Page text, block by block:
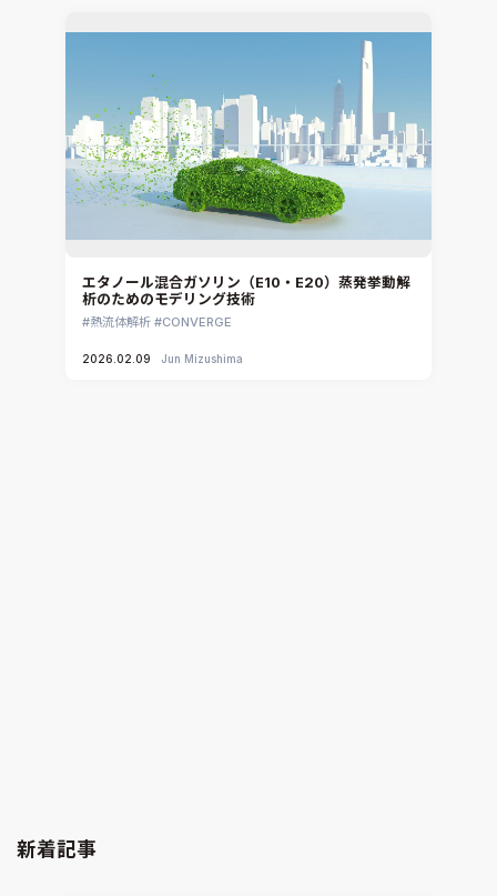
エタノール混合ガソリン（E10・E20）蒸発挙動解
析のためのモデリング技術
熱流体解析 CONVERGE
2026.02.09 Jun Mizushima
新着記事